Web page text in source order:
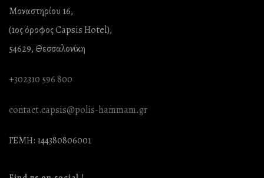
Μοναστηρίου 16,
(1ος όροφος Capsis Hotel),
54629, Θεσσαλονίκη
+302310 596 800
contact.capsis@polis-hammam.gr
ΓΕΜΗ: 144380806001